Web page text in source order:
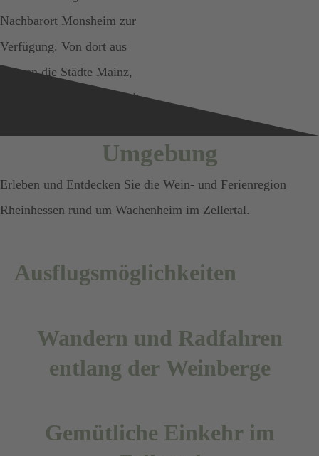
Nachbarort Monsheim zur
Verfügung. Von dort aus
können die Städte Mainz,
Worms und Mannheim mit
Umgebung
Erleben und Entdecken Sie die Wein- und Ferienregion
Rheinhessen rund um Wachenheim im Zellertal.
Ausflugsmöglichkeiten
Wandern und Radfahren
entlang der Weinberge
Gemütliche Einkehr im